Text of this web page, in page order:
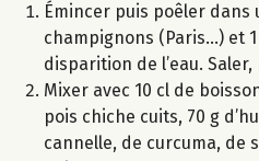
Émincer puis poêler dans
champignons (Paris…) et
disparition de l’eau. Saler,
Mixer avec 10 cl de
pois chiche cuits, 70 g
cannelle, de curcuma, de